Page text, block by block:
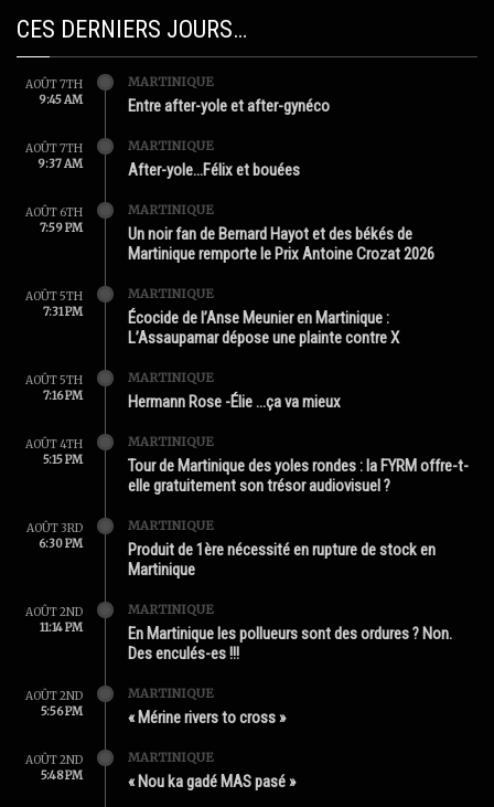
CES DERNIERS JOURS…
AOÛT 7TH
9:45 AM
MARTINIQUE
Entre after-yole et after-gynéco
AOÛT 7TH
9:37 AM
MARTINIQUE
After-yole…Félix et bouées
AOÛT 6TH
7:59 PM
MARTINIQUE
Un noir fan de Bernard Hayot et des békés de
Martinique remporte le Prix Antoine Crozat 2026
AOÛT 5TH
7:31 PM
MARTINIQUE
Écocide de l’Anse Meunier en Martinique :
L’Assaupamar dépose une plainte contre X
AOÛT 5TH
7:16 PM
MARTINIQUE
Hermann Rose -Élie …ça va mieux
AOÛT 4TH
5:15 PM
MARTINIQUE
Tour de Martinique des yoles rondes : la FYRM offre-t-
elle gratuitement son trésor audiovisuel ?
AOÛT 3RD
6:30 PM
MARTINIQUE
Produit de 1ère nécessité en rupture de stock en
Martinique
AOÛT 2ND
11:14 PM
MARTINIQUE
En Martinique les pollueurs sont des ordures ? Non.
Des enculés-es !!!
AOÛT 2ND
5:56 PM
MARTINIQUE
« Mérine rivers to cross »
AOÛT 2ND
5:48 PM
MARTINIQUE
« Nou ka gadé MAS pasé »